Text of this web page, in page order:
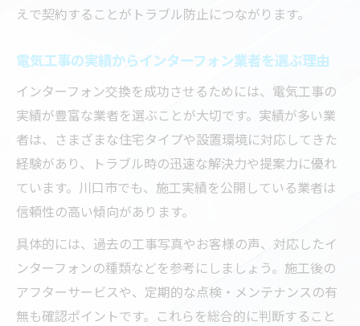
えで契約することがトラブル防止につながります。
電気工事の実績からインターフォン業者を選ぶ理由
インターフォン交換を成功させるためには、電気工事の
実績が豊富な業者を選ぶことが大切です。実績が多い業
者は、さまざまな住宅タイプや設置環境に対応してきた
経験があり、トラブル時の迅速な解決力や提案力に優れ
ています。川口市でも、施工実績を公開している業者は
信頼性の高い傾向があります。
具体的には、過去の工事写真やお客様の声、対応したイ
ンターフォンの種類などを参考にしましょう。施工後の
アフターサービスや、定期的な点検・メンテナンスの有
無も確認ポイントです。これらを総合的に判断すること